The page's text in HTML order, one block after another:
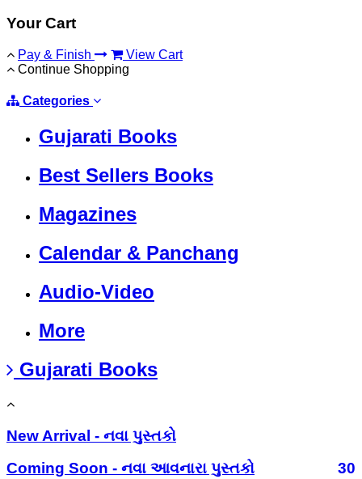
Your Cart
Pay & Finish
View Cart
Continue Shopping
Categories
Gujarati Books
Best Sellers Books
Magazines
Calendar & Panchang
Audio-Video
More
Gujarati Books
New Arrival - નવા પુસ્તકો
Coming Soon - નવા આવનારા પુસ્તકો
30